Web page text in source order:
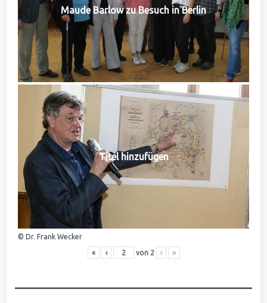
Maude Barlow zu Besuch in Berlin
Titel hinzufügen
© Dr. Frank Wecker
« ‹ von 2 › »